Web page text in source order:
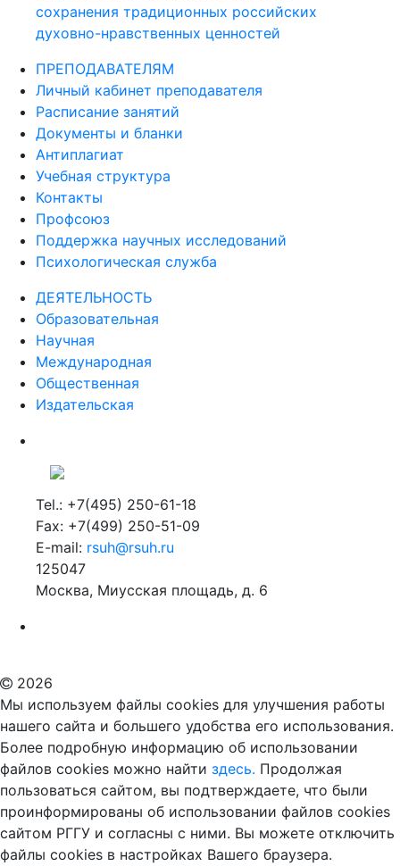
сохранения традиционных российских
духовно-нравственных ценностей
ПРЕПОДАВАТЕЛЯМ
Личный кабинет преподавателя
Расписание занятий
Документы и бланки
Антиплагиат
Учебная структура
Контакты
Профсоюз
Поддержка научных исследований
Психологическая служба
ДЕЯТЕЛЬНОСТЬ
Образовательная
Научная
Международная
Общественная
Издательская
Tel.: +7(495) 250-61-18
Fax: +7(499) 250-51-09
E-mail: rsuh@rsuh.ru
125047
Москва, Миусская площадь, д. 6
2026
Мы используем файлы cookies для улучшения работы
нашего сайта и большего удобства его использования.
Более подробную информацию об использовании
файлов cookies можно найти здесь. Продолжая
пользоваться сайтом, вы подтверждаете, что были
проинформированы об использовании файлов cookies
сайтом РГГУ и согласны с ними. Вы можете отключить
файлы cookies в настройках Вашего браузера.